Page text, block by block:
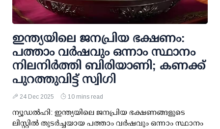
ഇന്ത്യയിലെ ജനപ്രിയ ഭക്ഷണം:
പത്താം വര്‍ഷവും ഒന്നാം സ്ഥാനം
നിലനിര്‍ത്തി ബിരിയാണി; കണക്ക്
പുറത്തുവിട്ട് സ്വിഗി
24 Dec 2025 10 mins read
ന്യൂഡല്‍ഹി: ഇന്ത്യയിലെ ജനപ്രിയ ഭക്ഷണങ്ങളുടെ
ലിസ്റ്റില്‍ തുടര്‍ച്ചയായ പത്താം വര്‍ഷവും ഒന്നാം സ്ഥാനം